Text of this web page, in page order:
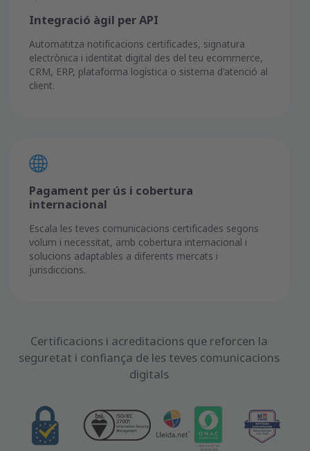
Integració àgil per API
Automatitza notificacions certificades, signatura
electrònica i identitat digital des del teu ecommerce,
CRM, ERP, plataforma logística o sistema d'atenció al
client.
Pagament per ús i cobertura
internacional
Escala les teves comunicacions certificades segons
volum i necessitat, amb cobertura internacional i
solucions adaptables a diferents mercats i
jurisdiccions.
Certificacions i acreditacions que reforcen la
seguretat i confiança de les teves comunicacions
digitals